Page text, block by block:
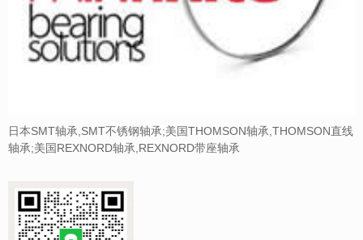
日本SMT轴承,SMT不锈钢轴承;美国THOMSON轴承,THOMSON直线
轴承;美国REXNORD轴承,REXNORD带座轴承